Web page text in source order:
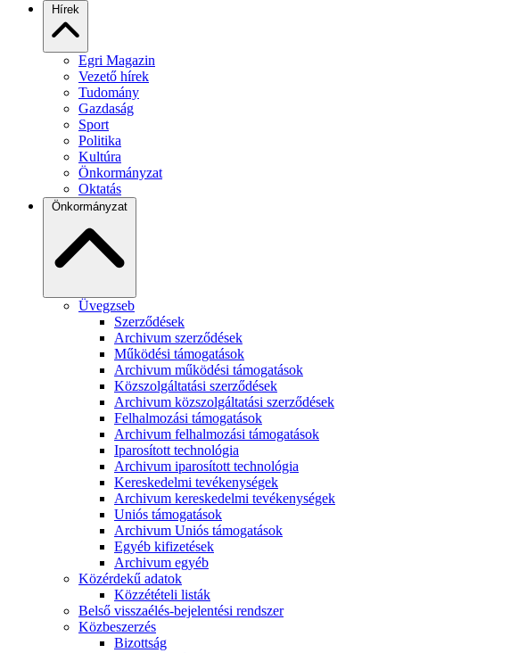
Hírek
Egri Magazin
Vezető hírek
Tudomány
Gazdaság
Sport
Politika
Kultúra
Önkormányzat
Oktatás
Önkormányzat
Üvegzseb
Szerződések
Archivum szerződések
Működési támogatások
Archivum működési támogatások
Közszolgáltatási szerződések
Archivum közszolgáltatási szerződések
Felhalmozási támogatások
Archivum felhalmozási támogatások
Iparosított technológia
Archivum iparosított technológia
Kereskedelmi tevékenységek
Archivum kereskedelmi tevékenységek
Uniós támogatások
Archivum Uniós támogatások
Egyéb kifizetések
Archivum egyéb
Közérdekű adatok
Közzétételi listák
Belső visszaélés-bejelentési rendszer
Közbeszerzés
Bizottság